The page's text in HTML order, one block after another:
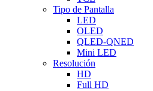
Tipo de Pantalla
LED
OLED
QLED-QNED
Mini LED
Resolución
HD
Full HD